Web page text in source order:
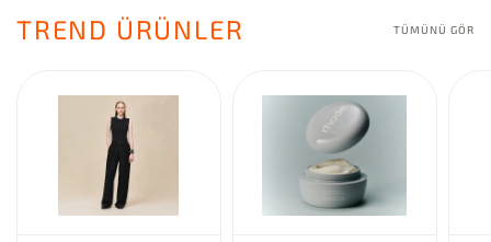
TREND ÜRÜNLER TÜMÜNÜ GÖR